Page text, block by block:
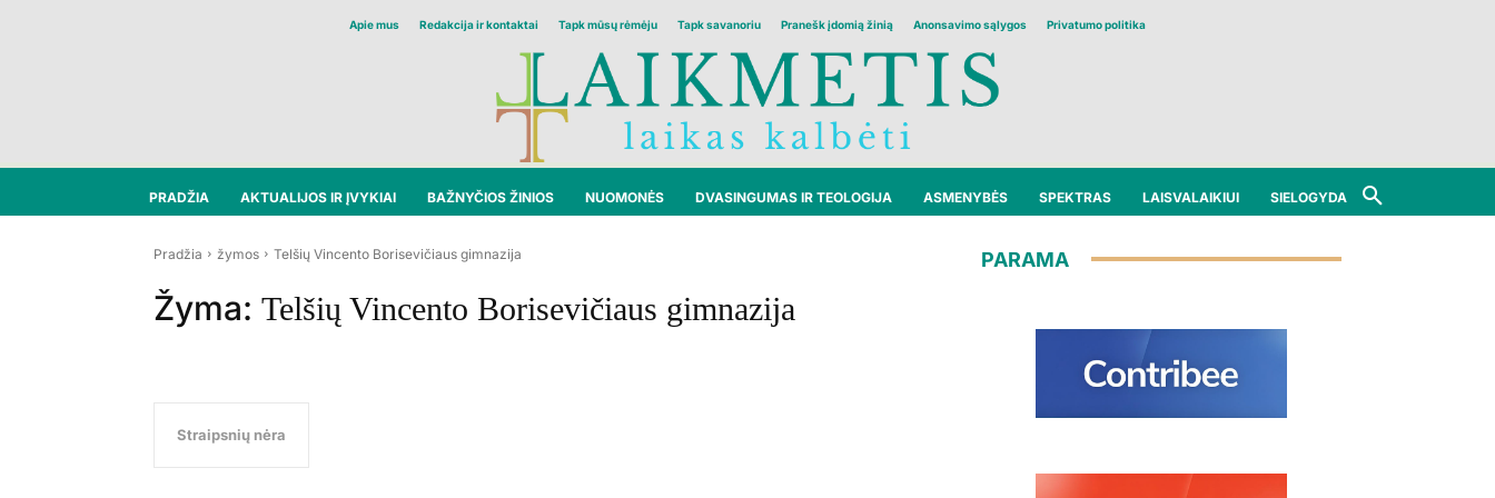
Apie mus Redakcija ir kontaktai Tapk mūsų rėmėju Tapk savanoriu Pranešk įdomią žinią Anonsavimo sąlygos Privatumo politika
PRADŽIA AKTUALIJOS IR ĮVYKIAI BAŽNYČIOS ŽINIOS NUOMONĖS DVASINGUMAS IR TEOLOGIJA ASMENYBĖS SPEKTRAS LAISVALAIKIUI SIELOGYDA
Pradžia žymos Telšių Vincento Borisevičiaus gimnazija
Žyma: Telšių Vincento Borisevičiaus gimnazija
Straipsnių nėra
PARAMA